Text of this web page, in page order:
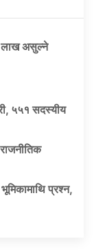
लाख असुल्ने
५५१ सदस्यीय
प्रश्न,